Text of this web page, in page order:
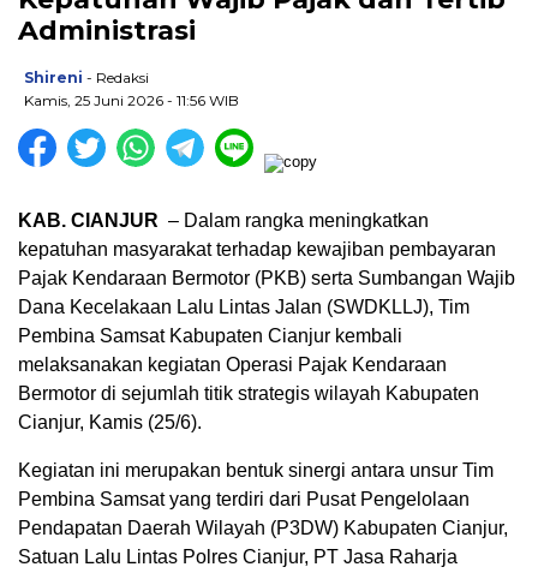
Administrasi
Shireni - Redaksi
Kamis, 25 Juni 2026 - 11:56 WIB
KAB. CIANJUR – Dalam rangka meningkatkan
kepatuhan masyarakat terhadap kewajiban pembayaran
Pajak Kendaraan Bermotor (PKB) serta Sumbangan Wajib
Dana Kecelakaan Lalu Lintas Jalan (SWDKLLJ), Tim
Pembina Samsat Kabupaten Cianjur kembali
melaksanakan kegiatan Operasi Pajak Kendaraan
Bermotor di sejumlah titik strategis wilayah Kabupaten
Cianjur, Kamis (25/6).
Kegiatan ini merupakan bentuk sinergi antara unsur Tim
Pembina Samsat yang terdiri dari Pusat Pengelolaan
Pendapatan Daerah Wilayah (P3DW) Kabupaten Cianjur,
Satuan Lalu Lintas Polres Cianjur, PT Jasa Raharja